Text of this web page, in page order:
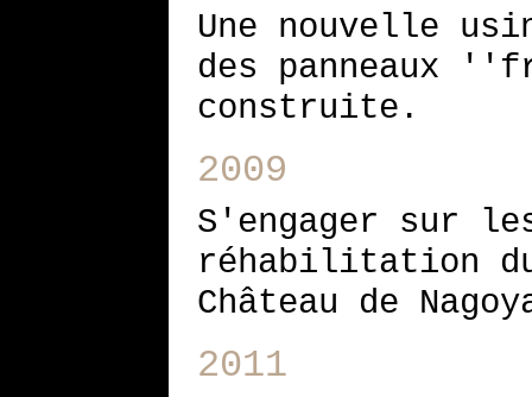
Une nouvelle
des panneaux
construite.
2009
S'engager sur
réhabilitation du
Château de
2011